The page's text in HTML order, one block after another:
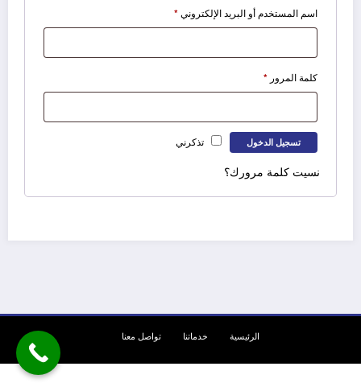
اسم المستخدم أو البريد الإلكتروني*مطلوبة
كلمة المرور *مطلوبة
تذكرني تسجيل الدخول
نسيت كلمة مرورك؟
الرئيسية خدماتنا تواصل معنا